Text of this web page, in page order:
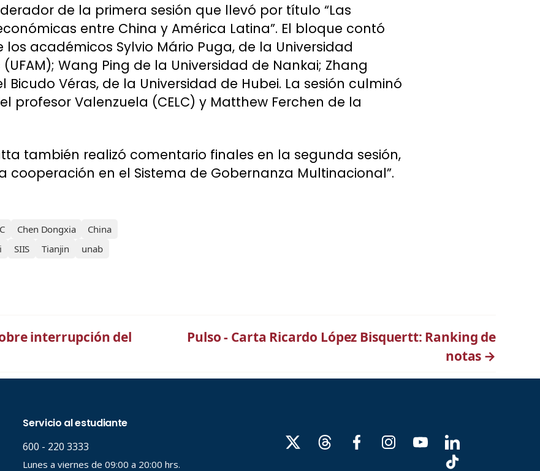
de la primera sesión que llevó por título “Las
entre China y América Latina”. El bloque contó
académicos Sylvio Mário Puga, de la Universidad
Wang Ping de la Universidad de Nankai; Zhang
Bicudo Véras, de la Universidad de Hubei. La sesión culminó
profesor Valenzuela (CELC) y Matthew Ferchen de la
también realizó comentario finales en la segunda sesión,
cooperación en el Sistema de Gobernanza Multinacional”.
Chen Dongxia
China
SIIS Tianjin
unab
interrupción del
Pulso - Carta Ricardo López Bisquertt: Ranking de
notas →